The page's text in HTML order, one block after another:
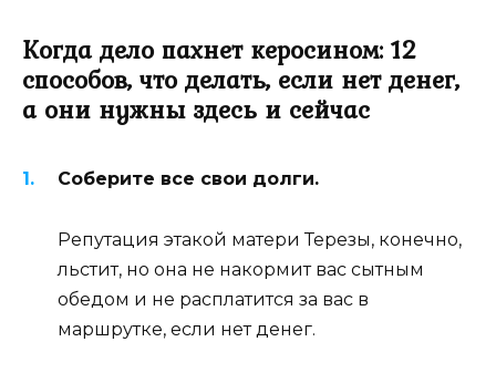
Когда дело пахнет керосином: 12
способов, что делать, если нет денег,
а они нужны здесь и сейчас
Соберите все свои долги.
Репутация этакой матери Терезы, конечно,
льстит, но она не накормит вас сытным
обедом и не расплатится за вас в
маршрутке, если нет денег.